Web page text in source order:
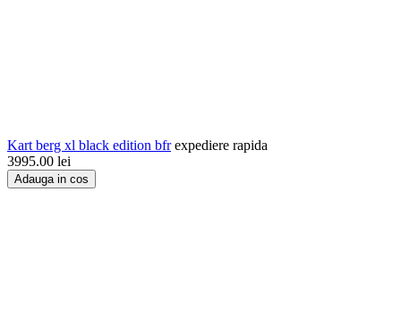
Kart berg xl black edition bfr expediere rapida
3995.00 lei
Adauga in cos